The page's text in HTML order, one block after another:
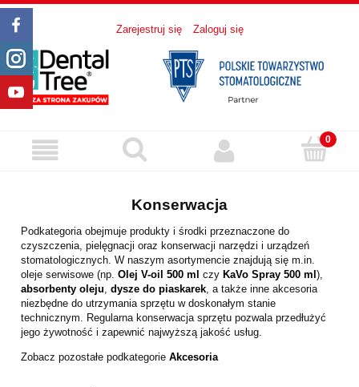
Zarejestruj się Zaloguj się
Konserwacja
Podkategoria obejmuje produkty i środki przeznaczone do
czyszczenia, pielęgnacji oraz konserwacji narzędzi i urządzeń
stomatologicznych. W naszym asortymencie znajdują się m.in.
oleje serwisowe (np. Olej V-oil 500 ml czy KaVo Spray 500 ml ),
absorbenty oleju, dysze do piaskarek, a także inne akcesoria
niezbędne do utrzymania sprzętu w doskonałym stanie
technicznym. Regularna konserwacja sprzętu pozwala przedłużyć
jego żywotność i zapewnić najwyższą jakość usług.
Zobacz pozostałe podkategorie Akcesoria